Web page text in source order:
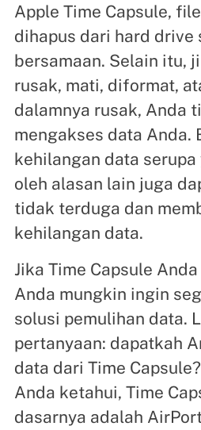
Apple Time Capsule,
dihapus dari hard drive
bersamaan. Selain itu,
rusak, mati, diformat,
dalamnya rusak, Anda
mengakses data Anda.
kehilangan data
oleh alasan lain juga
tidak terduga dan
kehilangan data.
Jika Time Capsule
Anda mungkin ingin
solusi pemulihan data.
pertanyaan: dapatkah
data dari Time
Anda ketahui, Time
dasarnya adalah